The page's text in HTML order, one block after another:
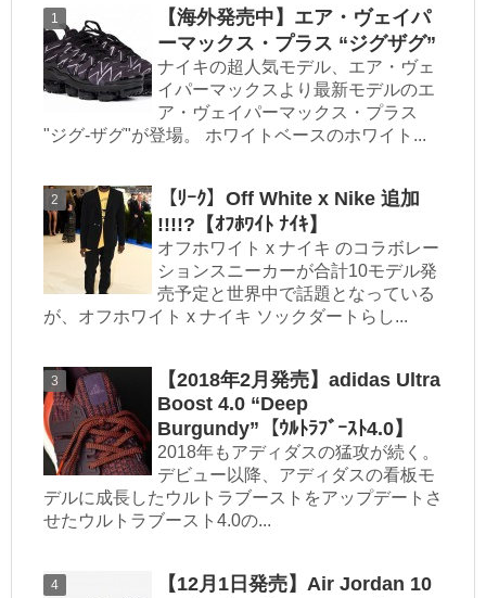
【海外発売中】エア・ヴェイパ
ーマックス・プラス “ジグザグ”
ナイキの超人気モデル、エア・ヴェ
イパーマックスより最新モデルのエ
ア・ヴェイパーマックス・プラス
"ジグ-ザグ"が登場。 ホワイトベースのホワイト...
【ﾘｰｸ】Off White x Nike 追加
!!!!?【ｵﾌﾎﾜｲﾄ ﾅｲｷ】
オフホワイト x ナイキ のコラボレー
ションスニーカーが合計10モデル発
売予定と世界中で話題となっている
が、オフホワイト x ナイキ ソックダートらし...
【2018年2月発売】adidas Ultra
Boost 4.0 “Deep
Burgundy”【ｳﾙﾄﾗﾌﾞｰｽﾄ4.0】
2018年もアディダスの猛攻が続く。
デビュー以降、アディダスの看板モ
デルに成長したウルトラブーストをアップデートさ
せたウルトラブースト4.0の...
【12月1日発売】Air Jordan 10